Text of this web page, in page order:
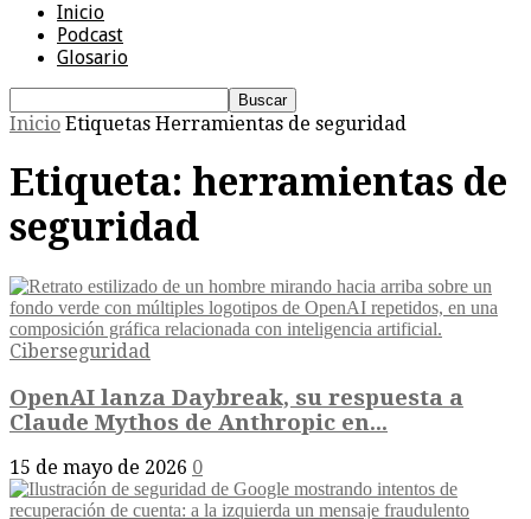
Inicio
Podcast
Glosario
Inicio Etiquetas Herramientas de seguridad
Etiqueta: herramientas de
seguridad
Ciberseguridad
OpenAI lanza Daybreak, su respuesta a
Claude Mythos de Anthropic en...
15 de mayo de 2026 0